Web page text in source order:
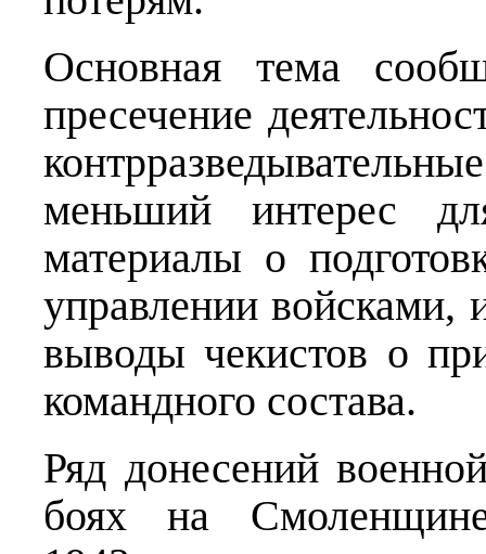
Основная тема
пресечение
меньший интерес
материалы о
управлении войсками,
выводы чекистов о
командного состава.
Ряд донесений
боях на